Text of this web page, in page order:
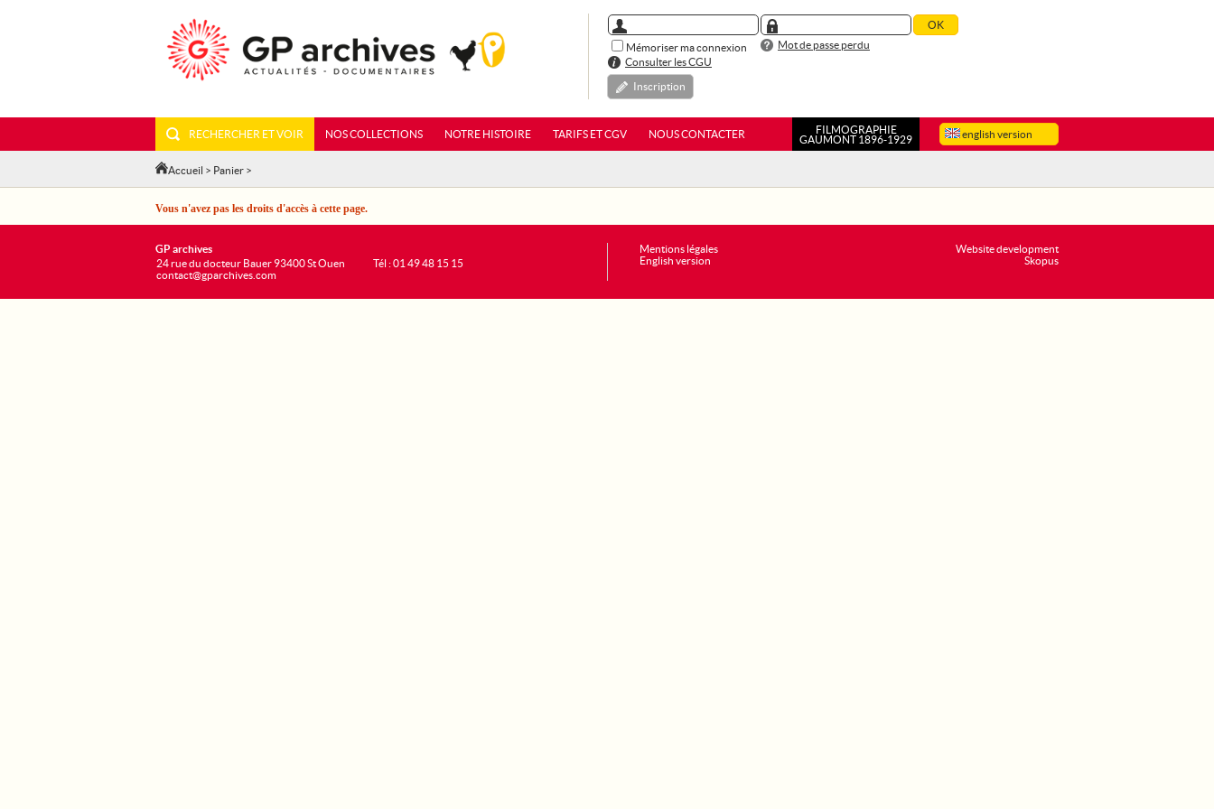
Mémoriser ma connexion
Mot de passe perdu
Consulter les CGU
Inscription
english version
RECHERCHER ET VOIR NOS COLLECTIONS NOTRE HISTOIRE TARIFS ET CGV NOUS CONTACTER
FILMOGRAPHIE
GAUMONT 1896-1929
Accueil > Panier >
Vous n'avez pas les droits d'accès à cette page.
Website development
Skopus
GP archives
24 rue du docteur Bauer 93400 St Ouen
contact@gparchives.com
Tél : 01 49 48 15 15
Mentions légales
English version